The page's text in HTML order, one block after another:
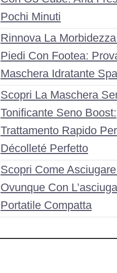
Pochi Minuti
Rinnova La
Piedi Con Footea:
Maschera Idratante Spa
Scopri La Maschera
Tonificante Seno Boost:
Trattamento Rapido
Décolleté Perfetto
Scopri Come
Ovunque Con
Portatile Compatta